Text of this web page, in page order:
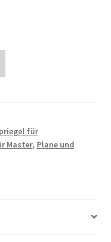
für
Master, Plane und